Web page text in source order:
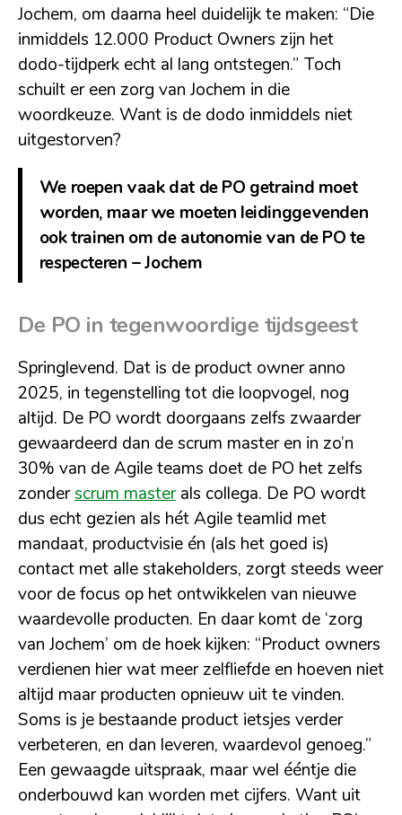
Jochem, om daarna heel duidelijk te maken: “Die
inmiddels 12.000 Product Owners zijn het
dodo-tijdperk echt al lang ontstegen.” Toch
schuilt er een zorg van Jochem in die
woordkeuze. Want is de dodo inmiddels niet
uitgestorven?
We roepen vaak dat de PO getraind moet
worden, maar we moeten leidinggevenden
ook trainen om de autonomie van de PO te
respecteren – Jochem
De PO in tegenwoordige tijdsgeest
Springlevend. Dat is de product owner anno
2025, in tegenstelling tot die loopvogel, nog
altijd. De PO wordt doorgaans zelfs zwaarder
gewaardeerd dan de scrum master en in zo’n
30% van de Agile teams doet de PO het zelfs
zonderscrum masterals collega. De PO wordt
dus echt gezien als hét Agile teamlid met
mandaat, productvisie én (als het goed is)
contact met alle stakeholders, zorgt steeds weer
voor de focus op het ontwikkelen van nieuwe
waardevolle producten. En daar komt de ‘zorg
van Jochem’ om de hoek kijken: “Product owners
verdienen hier wat meer zelfliefde en hoeven niet
altijd maar producten opnieuw uit te vinden.
Soms is je bestaande product ietsjes verder
verbeteren, en dan leveren, waardevol genoeg.”
Een gewaagde uitspraak, maar wel ééntje die
onderbouwd kan worden met cijfers. Want uit